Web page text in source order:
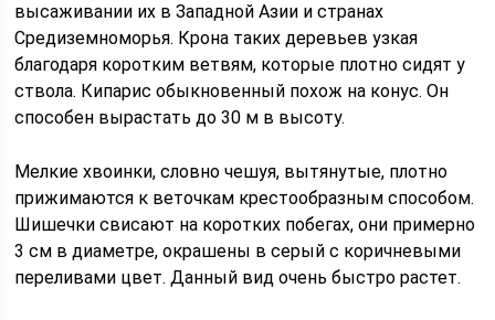
высаживании их в Западной Азии и странах
Средиземноморья. Крона таких деревьев узкая
благодаря коротким ветвям, которые плотно сидят у
ствола. Кипарис обыкновенный похож на конус. Он
способен вырастать до 30 м в высоту.
Мелкие хвоинки, словно чешуя, вытянутые, плотно
прижимаются к веточкам крестообразным способом.
Шишечки свисают на коротких побегах, они примерно
3 см в диаметре, окрашены в серый с коричневыми
переливами цвет. Данный вид очень быстро растет.